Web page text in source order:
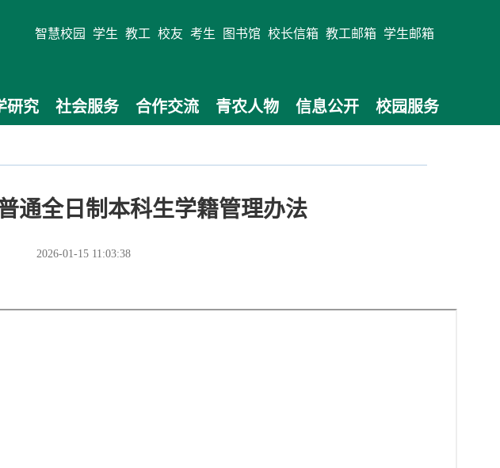
智慧校园 学生 教工 校友 考生 图书馆 校长信箱 教工邮箱 学生邮箱
研究 社会服务 合作交流 青农人物 信息公开 校园服务
通全日制本科生学籍管理办法
2026-01-15 11:03:38